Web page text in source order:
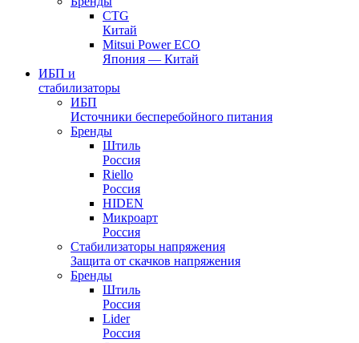
CTG
Китай
Mitsui Power ECO
Япония — Китай
ИБП и
стабилизаторы
ИБП
Источники бесперебойного питания
Бренды
Штиль
Россия
Riello
Россия
HIDEN
Микроарт
Россия
Стабилизаторы напряжения
Защита от скачков напряжения
Бренды
Штиль
Россия
Lider
Россия